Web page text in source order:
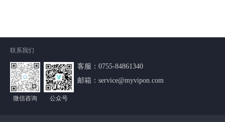
联系我们
微信咨询 公众号
客服：0755-84861340
邮箱：service@myvipon.com